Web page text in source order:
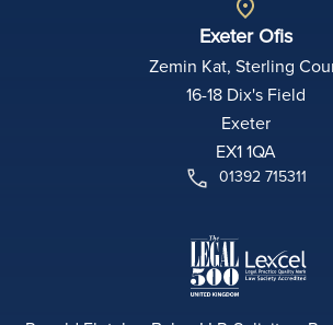
Exeter Ofis
Zemin Kat, Sterling
16-18 Dix's Field
Exeter
EX1 1QA
01392 715311